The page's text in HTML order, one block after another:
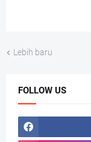
Lebih baru
FOLLOW US